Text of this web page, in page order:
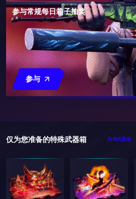
参与常规每日箱子抽奖
参与
仅为您准备的特殊武器箱 所有武器箱